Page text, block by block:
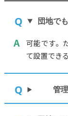
団地で
可能です。
て設置でき
管